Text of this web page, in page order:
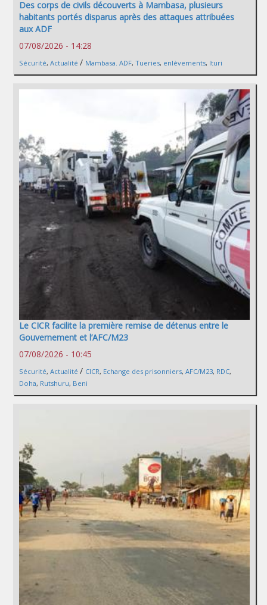
Des corps de civils découverts à Mambasa, plusieurs
habitants portés disparus après des attaques attribuées
aux ADF
07/08/2026 - 14:28
Sécurité, Actualité / Mambasa. ADF, Tueries, enlèvements, Ituri
Le CICR facilite la première remise de détenus entre le
Gouvernement et l’AFC/M23
07/08/2026 - 10:45
Sécurité, Actualité / CICR, Echange des prisonniers, AFC/M23, RDC,
Doha, Rutshuru, Beni